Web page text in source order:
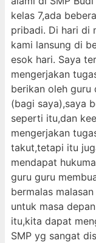
kelas 7,ada
pribadi. Di hari di
kami lansung di
esok hari. Saya
mengerjakan
berikan oleh guru
(bagi saya),saya
seperti itu,dan
mengerjakan
takut,tetapi itu
mendapat
guru guru
bermalas
untuk masa
itu,kita dapat
SMP yg sangat